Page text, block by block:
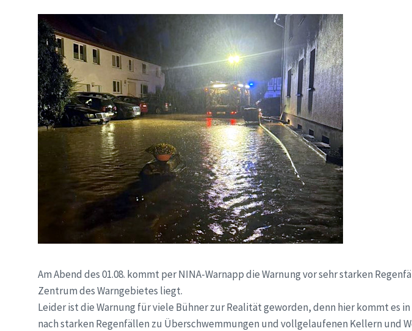
Am Abend des 01.08. kommt per NINA-Warnapp die Warnung vor sehr starken
Zentrum des Warngebietes liegt.
Leider ist die Warnung für viele Bühner zur Realität geworden, denn hier kommt es
nach starken Regenfällen zu Überschwemmungen und vollgelaufenen Kellern und